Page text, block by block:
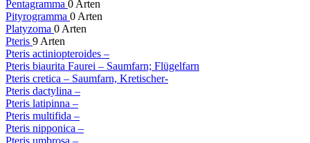
Pentagramma 0 Arten
Pityrogramma 0 Arten
Platyzoma 0 Arten
Pteris 9 Arten
Pteris actiniopteroides –
Pteris biaurita Faurei – Saumfarn; Flügelfarn
Pteris cretica – Saumfarn, Kretischer-
Pteris dactylina –
Pteris latipinna –
Pteris multifida –
Pteris nipponica –
Pteris umbrosa –